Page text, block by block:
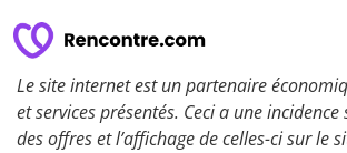
Le site internet est un partenaire
et services présentés. Ceci a une
des offres et l’affichage de celles-ci sur le